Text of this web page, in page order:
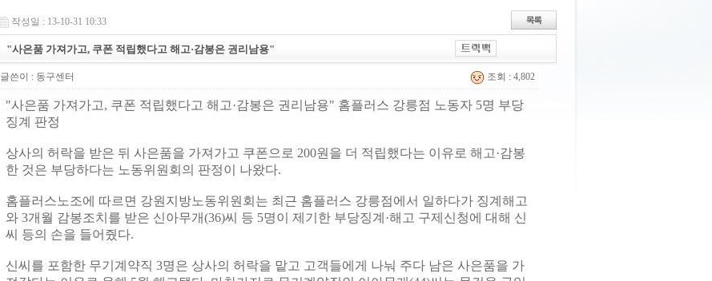
작성일 : 13-10-31 10:33
"사은품 가져가고, 쿠폰 적립했다고 해고·감봉은 권리남용"
글쓴이 : 동구센터 조회 : 4,802
"사은품 가져가고, 쿠폰 적립했다고 해고·감봉은 권리남용" 홈플러스 강릉점 노동자 5명 부당
징계 판정
상사의 허락을 받은 뒤 사은품을 가져가고 쿠폰으로 200원을 더 적립했다는 이유로 해고·감봉
한 것은 부당하다는 노동위원회의 판정이 나왔다.
홈플러스노조에 따르면 강원지방노동위원회는 최근 홈플러스 강릉점에서 일하다가 징계해고
와 3개월 감봉조치를 받은 신아무개(36)씨 등 5명이 제기한 부당징계·해고 구제신청에 대해 신
씨 등의 손을 들어줬다.
신씨를 포함한 무기계약직 3명은 상사의 허락을 맡고 고객들에게 나눠 주다 남은 사은품을 가